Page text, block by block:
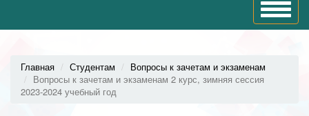
Toggle
Главная Студентам
Вопросы к зачетам и экзаменам
Вопросы к зачетам и экзаменам 2 курс, зимняя сессия
2023-2024 учебный год